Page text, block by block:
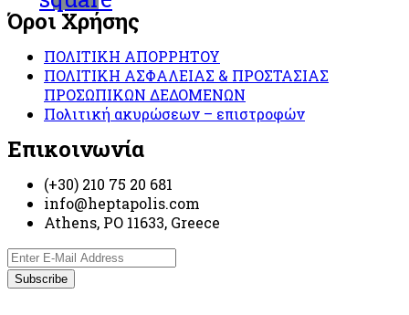
Όροι Χρήσης
ΠΟΛΙΤΙΚΗ ΑΠΟΡΡΗΤΟΥ
ΠΟΛΙΤΙΚΗ ΑΣΦΑΛΕΙΑΣ & ΠΡΟΣΤΑΣΙΑΣ
ΠΡΟΣΩΠΙΚΩΝ ΔΕΔΟΜΕΝΩΝ
Πολιτική ακυρώσεων – επιστροφών
Επικοινωνία
(+30) 210 75 20 681
info@heptapolis.com
Athens, PO 11633, Greece